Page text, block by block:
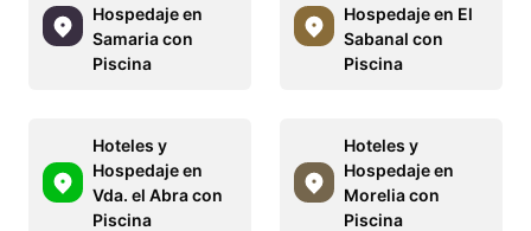
Hospedaje en
Samaria con
Piscina
Hospedaje en El
Sabanal con
Piscina
Hoteles y
Hospedaje en
Vda. el Abra con
Piscina
Hoteles y
Hospedaje en
Morelia con
Piscina